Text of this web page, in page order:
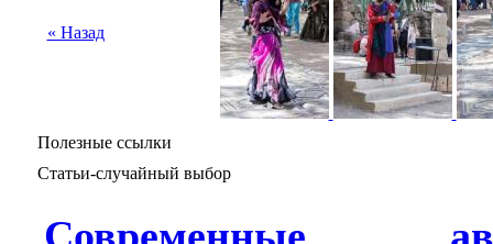
« Назад
Полезные ссылки
Статьи-случайный выбор